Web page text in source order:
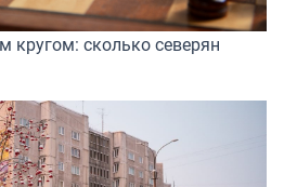
сколько северян